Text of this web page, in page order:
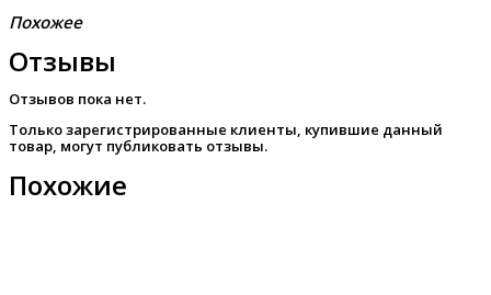
Похожее
Отзывы
Отзывов пока нет.
Только зарегистрированные клиенты, купившие данный
товар, могут публиковать отзывы.
Похожие